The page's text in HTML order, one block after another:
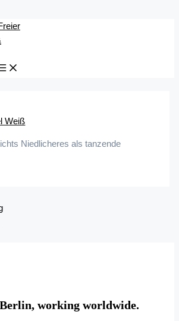
Weiß
Niedlicheres als tanzende
working worldwide.